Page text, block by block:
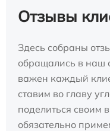
Отзывы
Здесь собраны
обращались в наш
важен каждый
ставим во главу
поделиться своим
обязательно